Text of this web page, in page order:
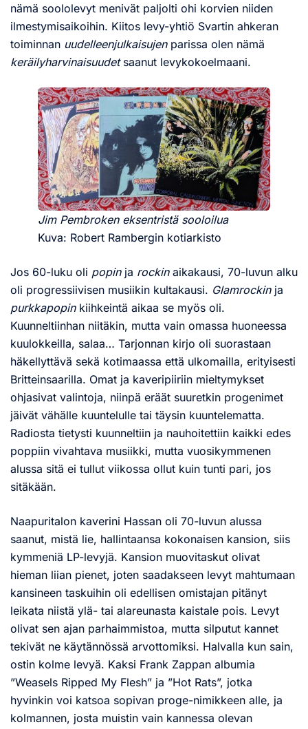
nämä soololevyt menivät paljolti ohi korvien niiden
ilmestymisaikoihin. Kiitos levy-yhtiö Svartin ahkeran
toiminnan uudelleenjulkaisujenparissa olen nämä
keräilyharvinaisuudetsaanut levykokoelmaani.
Jim Pembroken eksentristä sooloilua
Kuva: Robert Rambergin kotiarkisto
Jos 60-luku oli popinja rockinaikakausi, 70-luvun alku
oli progressiivisen musiikin kultakausi. Glamrockinja
purkkapopinkiihkeintä aikaa se myös oli.
Kuunneltiinhan niitäkin, mutta vain omassa huoneessa
kuulokkeilla, salaa… Tarjonnan kirjo oli suorastaan
häkellyttävä sekä kotimaassa että ulkomailla, erityisesti
Britteinsaarilla. Omat ja kaveripiiriin mieltymykset
ohjasivat valintoja, niinpä eräät suuretkin progenimet
jäivät vähälle kuuntelulle tai täysin kuuntelematta.
Radiosta tietysti kuunneltiin ja nauhoitettiin kaikki edes
poppiin vivahtava musiikki, mutta vuosikymmenen
alussa sitä ei tullut viikossa ollut kuin tunti pari, jos
sitäkään.
Naapuritalon kaverini Hassan oli 70-luvun alussa
saanut, mistä lie, hallintaansa kokonaisen kansion, siis
kymmeniä LP-levyjä. Kansion muovitaskut olivat
hieman liian pienet, joten saadakseen levyt mahtumaan
kansineen taskuihin oli edellisen omistajan pitänyt
leikata niistä ylä- tai alareunasta kaistale pois. Levyt
olivat sen ajan parhaimmistoa, mutta silputut kannet
tekivät ne käytännössä arvottomiksi. Halvalla kun sain,
ostin kolme levyä. Kaksi Frank Zappan albumia
”Weasels Ripped My Flesh” ja ”Hot Rats”, jotka
hyvinkin voi katsoa sopivan proge-nimikkeen alle, ja
kolmannen, josta muistin vain kannessa olevan